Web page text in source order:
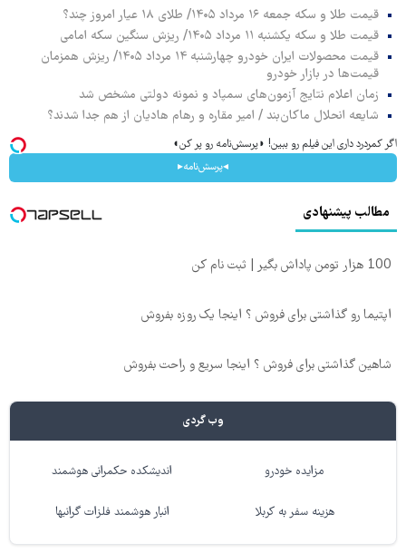
قیمت طلا و سکه جمعه ۱۶ مرداد ۱۴۰۵/ طلای ۱۸ عیار امروز چند؟
قیمت طلا و سکه یکشنبه ۱۱ مرداد ۱۴۰۵/ ریزش سنگین سکه امامی
قیمت محصولات ایران خودرو چهارشنبه ۱۴ مرداد ۱۴۰۵/ ریزش همزمان
قیمت‌ها در بازار خودرو
زمان اعلام نتایج آزمون‌های سمپاد و نمونه دولتی مشخص شد
شایعه انحلال ماکان‌بند / امیر مقاره و رهام هادیان از هم جدا شدند؟
اگر کمردرد داری این فیلم رو ببین! ◗پرسش‌نامه رو پر کن◖
◂پرسش‌نامه▸
مطالب پیشنهادی
100 هزار تومن پاداش بگیر | ثبت نام کن
اپتیما رو گذاشتی برای فروش ؟ اینجا یک روزه بفروش
شاهین گذاشتی برای فروش ؟ اینجا سریع و راحت بفروش
وب گردی
مزایده خودرو اندیشکده حکمرانی هوشمند
هزینه سفر به کربلا انبار هوشمند فلزات گرانبها